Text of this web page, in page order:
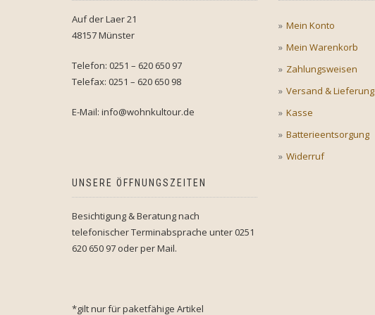
Auf der Laer 21
48157 Münster
Telefon: 0251 – 620 650 97
Telefax: 0251 – 620 650 98
E-Mail: info@wohnkultour.de
UNSERE ÖFFNUNGSZEITEN
Besichtigung & Beratung nach
telefonischer Terminabsprache unter 0251
620 650 97 oder per Mail.
*gilt nur für paketfähige Artikel
Mein Konto
Mein Warenkorb
Zahlungsweisen
Versand & Lieferung
Kasse
Batterieentsorgung
Widerruf